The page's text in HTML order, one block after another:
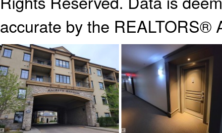
accurate by the REALTORS®